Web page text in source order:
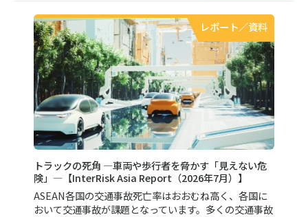
レポート／資料
トラックの死角 ―車両や歩行者を脅かす「見えない危
険」―【InterRisk Asia Report（2026年7月）】
ASEAN各国の交通事故死亡率はおおむね高く、各国に
おいて交通事故が課題となっています。多くの交通事故